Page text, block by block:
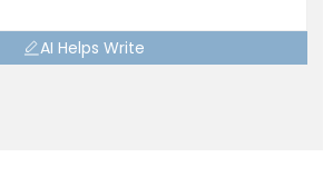
AI Helps Write